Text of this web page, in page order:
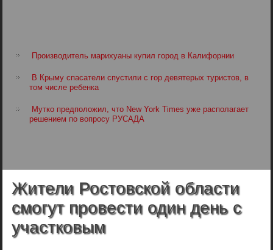
Производитель марихуаны купил город в Калифорнии
В Крыму спасатели спустили с гор девятерых туристов, в
том числе ребенка
Мутко предположил, что New York Times уже располагает
решением по вопросу РУСАДА
Жители Ростовской области
смогут провести один день с
участковым